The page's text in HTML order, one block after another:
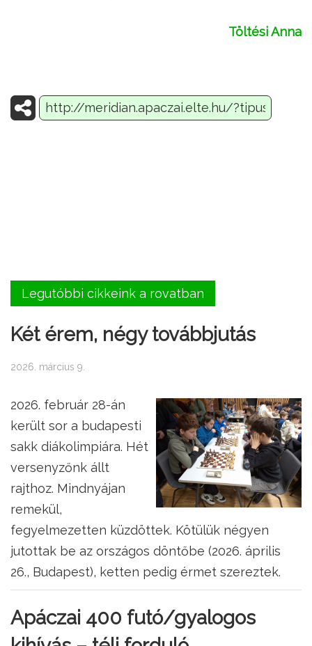
Töltési Anna
Legutóbbi cikkeink a rovatban
Két érem, négy továbbjutás
2026. március 9.
2026. február 28-án
került sor a budapesti
sakk diákolimpiára. Hét
versenyzőnk állt
rajthoz. Mindnyájan
remekül,
fegyelmezetten küzdöttek. Kötülük négyen
jutottak be az országos döntőbe (2026. április
26., Budapest), ketten pedig érmet szereztek.
Apáczai 400 futó/gyalogos